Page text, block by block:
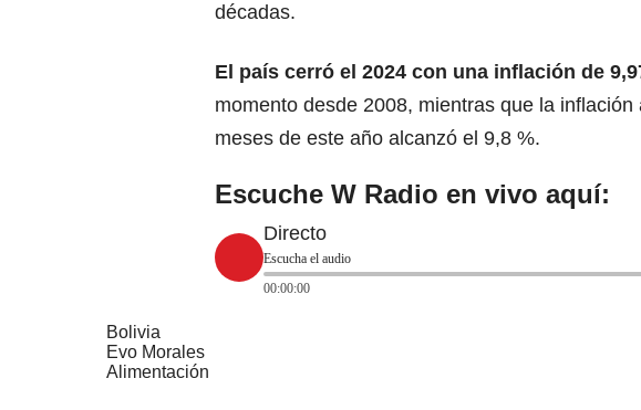
décadas.
El país cerró el 2024 con una inflación de
momento desde 2008, mientras que la
meses de este año alcanzó el 9,8 %.
Escuche W Radio en vivo aquí:
Directo
Escucha el audio
00:00:00
Bolivia
Evo Morales
Alimentación